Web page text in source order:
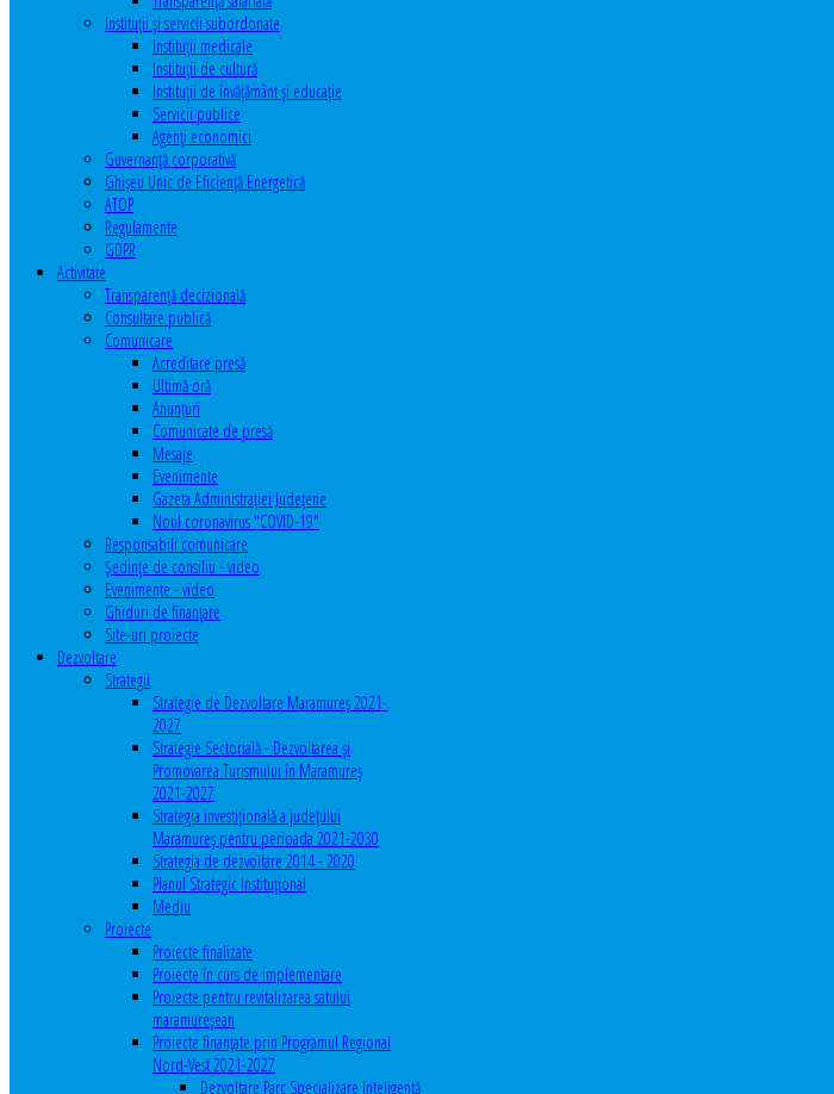
Instituţii şi servicii subordonate
Instituţii medicale
Instituţii de cultură
Instituţii de învăţământ şi educaţie
Servicii publice
Agenţi economici
Guvernanță corporativă
Ghişeu Unic de Eficienţă Energetică
ATOP
Regulamente
GDPR
Activitate
Transparenţă decizională
Consultare publică
Comunicare
Acreditare presă
Ultimă oră
Anunţuri
Comunicate de presă
Mesaje
Evenimente
Gazeta Administraţiei Judeţene
Noul coronavirus "COVID-19"
Responsabili comunicare
Şedinţe de consiliu - video
Evenimente - video
Ghiduri de finanţare
Site-uri proiecte
Dezvoltare
Strategii
Strategie de Dezvoltare Maramureș 2021-
2027
Strategie Sectorială - Dezvoltarea și
Promovarea Turismului în Maramureș
2021-2027
Strategia investiţională a județului
Maramureș pentru perioada 2021-2030
Strategia de dezvoltare 2014 - 2020
Planul Strategic Instituţional
Mediu
Proiecte
Proiecte finalizate
Proiecte în curs de implementare
Proiecte pentru revitalizarea satului
maramureşean
Proiecte finanțate prin Programul Regional
Nord-Vest 2021-2027
Dezvoltare Parc Specializare Inteligentă